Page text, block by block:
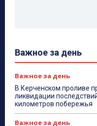
Важное за день
Важное за день
В Керченском проливе
ликвидации
километров побережья
Важное за день